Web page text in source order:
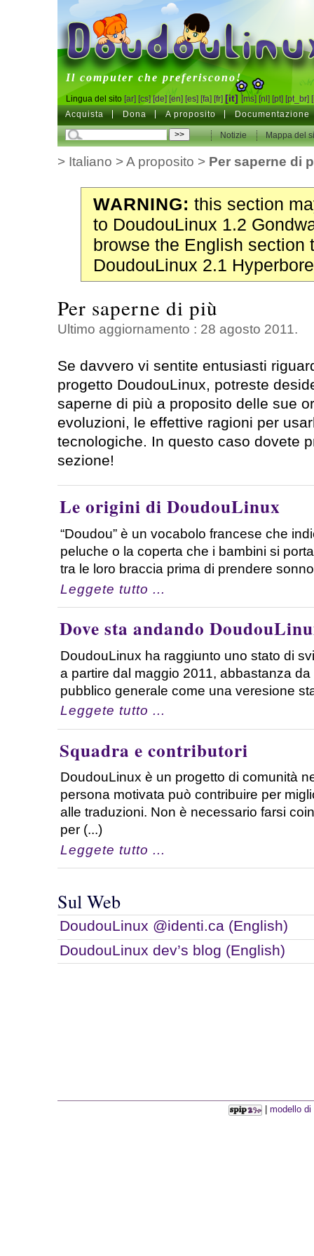
DoudouLinux
Il computer che preferiscono!
Lingua del sito [ar] [cs] [de] [en] [es] [fa] [fr] [it] [ms] [nl] [pt] [pt_br]
Acquista Dona A proposito Documentazione
Notizie Mappa del
> Italiano >A proposito > Per saperne di
WARNING: this section
to DoudouLinux 1.2
browse the English section
DoudouLinux 2.1
Per saperne di più
Ultimo aggiornamento : 28 agosto 2011.
Se davvero vi sentite entusiasti
progetto DoudouLinux, potreste
saperne di più a proposito delle sue
evoluzioni, le effettive ragioni per
tecnologiche. In questo caso dovete
sezione!
Le origini di DoudouLinux
“Doudou” è un vocabolo francese che
peluche o la coperta che i bambini si
tra le loro braccia prima di prendere
Leggete tutto ...
Dove sta andando
DoudouLinux ha raggiunto uno stato di
a partire dal maggio 2011, abbastanza
pubblico generale come una veresione
Leggete tutto ...
Squadra e contributori
DoudouLinux è un progetto di comunità
persona motivata può contribuire per
alle traduzioni. Non è necessario farsi
per (...)
Leggete tutto ...
Sul Web
DoudouLinux @identi.ca (English)
DoudouLinux dev’s blog (English)
modello di